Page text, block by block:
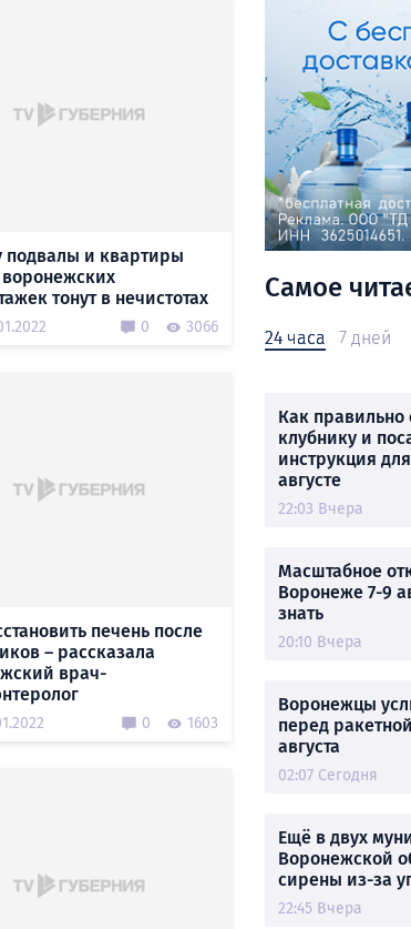
подвалы и квартиры
тонут в нечистотах
0 3066
печень после
– рассказала
врач-
0 1603
Самое
24 часа 7 дней
Как правильно
клубнику и
инструкция
августе
22:03 Вчера
Масштабное
Воронеже 7-9
знать
20:10 Вчера
Воронежцы
перед
августа
02:07 Сегодня
Ещё в двух
Воронежской
сирены из-за
22:45 Вчера